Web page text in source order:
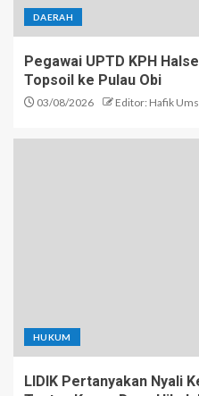
DAERAH
Pegawai UPTD KPH
Topsoil ke Pulau Obi
03/08/2026 Editor: Hafik
HUKUM
LIDIK Pertanyakan Nyali